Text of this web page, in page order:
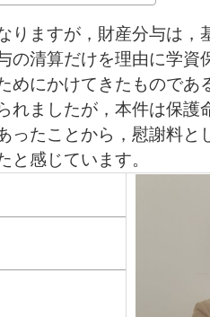
りますが，財産分与は
の清算だけを理由に学
めにかけてきたもので
れましたが，本件は保
ったことから，慰謝料と
と感じています。